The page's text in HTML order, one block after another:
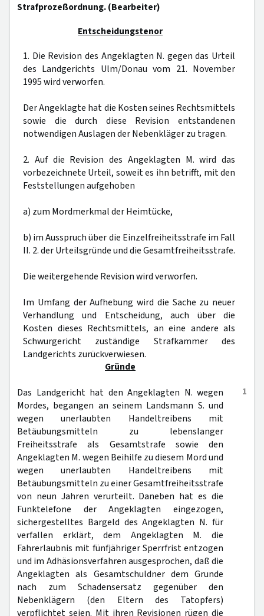
Strafprozeßordnung. (Bearbeiter)
Entscheidungstenor
1. Die Revision des Angeklagten N. gegen das Urteil
des Landgerichts Ulm/Donau vom 21. November
1995 wird verworfen.
Der Angeklagte hat die Kosten seines Rechtsmittels
sowie die durch diese Revision entstandenen
notwendigen Auslagen der Nebenkläger zu tragen.
2. Auf die Revision des Angeklagten M. wird das
vorbezeichnete Urteil, soweit es ihn betrifft, mit den
Feststellungen aufgehoben
a) zum Mordmerkmal der Heimtücke,
b) im Ausspruch über die Einzelfreiheitsstrafe im Fall
II. 2. der Urteilsgründe und die Gesamtfreiheitsstrafe.
Die weitergehende Revision wird verworfen.
Im Umfang der Aufhebung wird die Sache zu neuer
Verhandlung und Entscheidung, auch über die
Kosten dieses Rechtsmittels, an eine andere als
Schwurgericht zuständige Strafkammer des
Landgerichts zurückverwiesen.
Gründe
1
Das Landgericht hat den Angeklagten N. wegen
Mordes, begangen an seinem Landsmann S. und
wegen unerlaubten Handeltreibens mit
Betäubungsmitteln zu lebenslanger
Freiheitsstrafe als Gesamtstrafe sowie den
Angeklagten M. wegen Beihilfe zu diesem Mord und
wegen unerlaubten Handeltreibens mit
Betäubungsmitteln zu einer Gesamtfreiheitsstrafe
von neun Jahren verurteilt. Daneben hat es die
Funktelefone der Angeklagten eingezogen,
sichergestelltes Bargeld des Angeklagten N. für
verfallen erklärt, dem Angeklagten M. die
Fahrerlaubnis mit fünfjähriger Sperrfrist entzogen
und im Adhäsionsverfahren ausgesprochen, daß die
Angeklagten als Gesamtschuldner dem Grunde
nach zum Schadensersatz gegenüber den
Nebenklägern (den Eltern des Tatopfers)
verpflichtet seien. Mit ihren Revisionen rügen die